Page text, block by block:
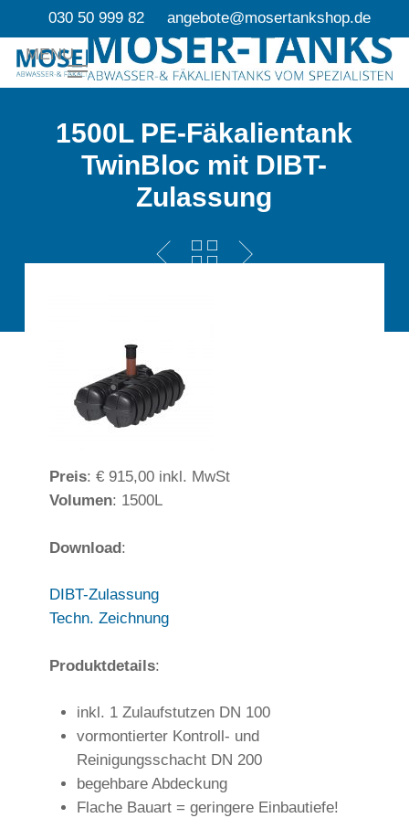
to
main
content
030 50 999 82 angebote@mosertankshop.de
MENU
1500L PE-Fäkalientank
TwinBloc mit DIBT-
Zulassung
Preis: € 915,00 inkl. MwSt
Volumen: 1500L
Download:
DIBT-Zulassung
Techn. Zeichnung
Produktdetails:
inkl. 1 Zulaufstutzen DN 100
vormontierter Kontroll- und
Reinigungsschacht DN 200
begehbare Abdeckung
Flache Bauart = geringere Einbautiefe!